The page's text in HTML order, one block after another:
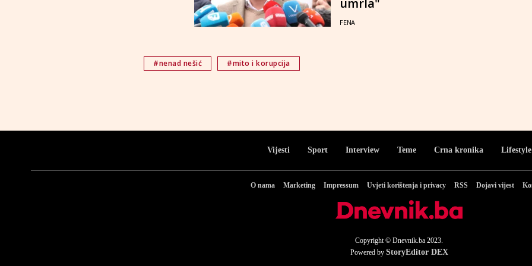
umrla"
FENA
#nenad nešić #mito i korupcija
Vijesti Sport Interview Teme Crna kronika Lifestyle
O nama Marketing Impressum Uvjeti korištenja i privacy RSS Dojavi vijest
Copyright © Dnevnik.ba 2023.
Powered by StoryEditor DEX